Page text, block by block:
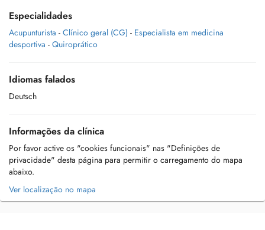
Especialidades
Acupunturista - Clínico geral (CG) - Especialista em medicina
desportiva - Quiroprático
Idiomas falados
Deutsch
Informações da clínica
Por favor active os "cookies funcionais" nas "Definições de
privacidade" desta página para permitir o carregamento do mapa
abaixo.
Ver localização no mapa